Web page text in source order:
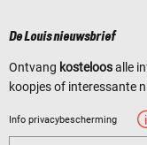
De Louis nieuwsbrief
Ontvang kosteloosalle
koopjes of interessante
Info privacybescherming